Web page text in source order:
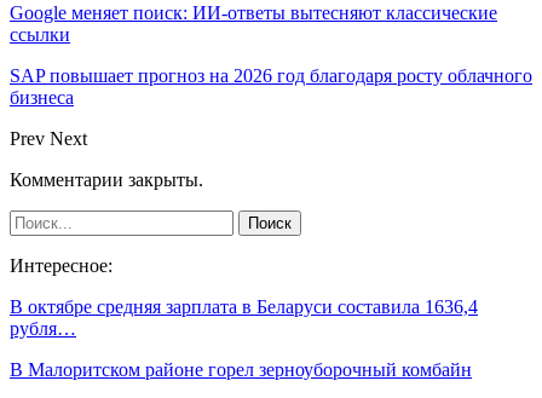
Google меняет поиск: ИИ-ответы вытесняют классические
ссылки
SAP повышает прогноз на 2026 год благодаря росту облачного
бизнеса
Prev Next
Комментарии закрыты.
Интересное:
В октябре средняя зарплата в Беларуси составила 1636,4
рубля…
В Малоритском районе горел зерноуборочный комбайн